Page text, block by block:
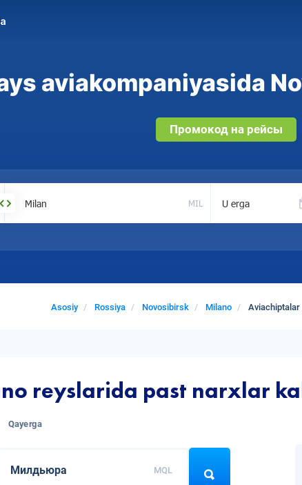
aviakompaniyasida
Промокод на рейсы
MIL U erga
Asosiy Rossiya Novosibirsk Milano Aviachiptalar
reyslarida past narxlar
Qayerga
MQL